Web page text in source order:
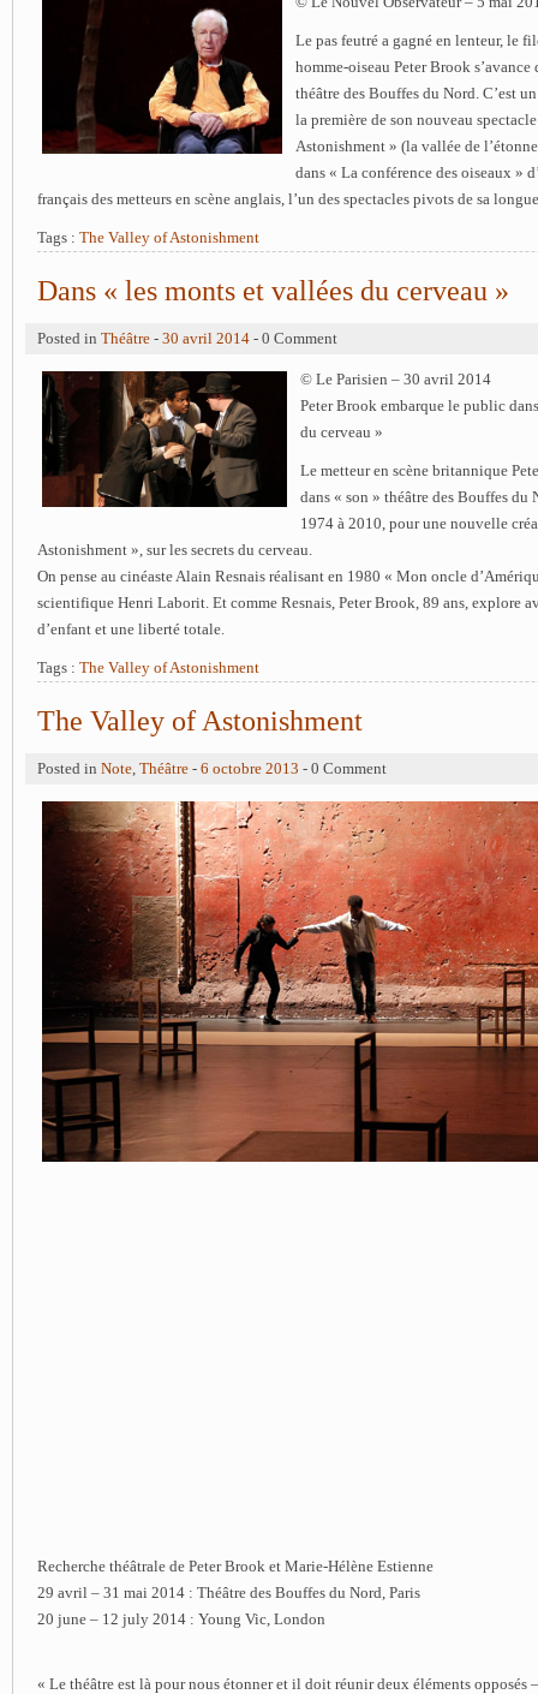
Le pas feutré a gagné en lenteur, le
homme-oiseau Peter Brook
théâtre des Bouffes du Nord. C’est
la première de son nouveau
Astonishment » (la vallée de
dans « La conférence des oiseaux »
français des metteurs en scène anglais, l’un des spectacles pivots de sa
Tags : The Valley of Astonishment
Dans « les monts et vallées du cerveau »
Posted in Théâtre - 30 avril 2014 - 0 Comment
© Le Parisien – 30 avril 2014
Peter Brook embarque le public
du cerveau »
Le metteur en scène britannique
dans « son » théâtre des Bouffes du
1974 à 2010, pour une nouvelle
Astonishment », sur les secrets du cerveau.
On pense au cinéaste Alain Resnais réalisant en 1980 « Mon oncle
scientifique Henri Laborit. Et comme Resnais, Peter Brook, 89 ans, explore
d’enfant et une liberté totale.
Tags : The Valley of Astonishment
The Valley of Astonishment
Posted in Note, Théâtre - 6 octobre 2013 - 0 Comment
Recherche théâtrale de Peter Brook et Marie-Hélène Estienne
29 avril – 31 mai 2014 : Théâtre des Bouffes du Nord, Paris
20 june – 12 july 2014 : Young Vic, London
« Le théâtre est là pour nous étonner et il doit réunir deux éléments opposés